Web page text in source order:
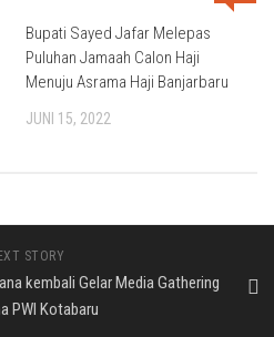
Bupati Sayed Jafar Melepas
Puluhan Jamaah Calon Haji
Menuju Asrama Haji Banjarbaru
JUNI 15, 2022
STORY
kembali Gelar Media Gathering
PWI Kotabaru